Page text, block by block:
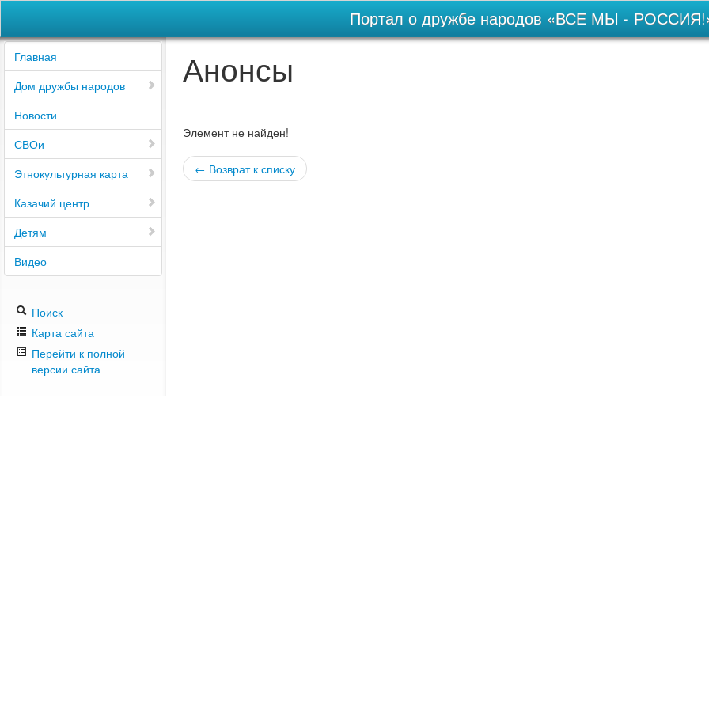
Портал о дружбе народов «ВСЕ МЫ -
Главная
Дом дружбы народов
Новости
СВОи
Этнокультурная карта
Казачий центр
Детям
Видео
Поиск
Карта сайта
Перейти к полной
версии сайта
Анонсы
Элемент не найден!
← Возврат к списку